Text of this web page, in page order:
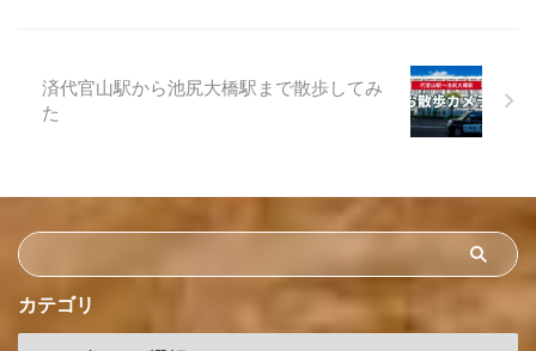
済代官山駅から池尻大橋駅まで散歩してみ
た
カテゴリ